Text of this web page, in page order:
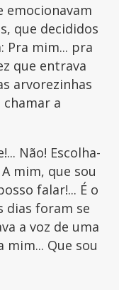
emocionavam
que decididos
Pra mim... pra
que entrava
arvorezinhas
a
Não! Escolha-
mim, que sou
falar!... É o
dias foram se
a voz de uma
mim... Que sou